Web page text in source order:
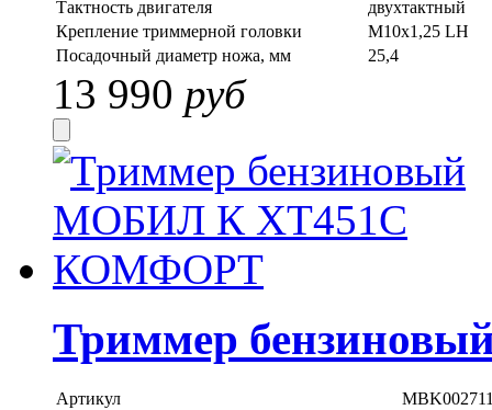
Тактность двигателя
двухтактный
Крепление триммерной головки
M10x1,25 LH
Посадочный диаметр ножа, мм
25,4
13 990 руб
Триммер
Артикул